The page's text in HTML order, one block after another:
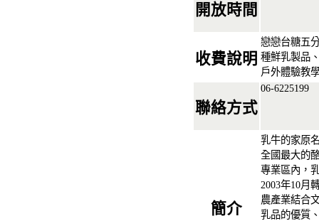
開放時間
收費說明
戀戀台糖五
種鮮乳製品
戶外體驗教
聯絡方式
06-6225199
簡介
乳牛的家原
全國最大的
專業區內，
2003年10月
農產業結合
乳品的優質